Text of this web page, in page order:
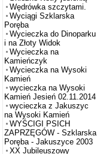
Wędrówka szczytami.
Wyciągi Szklarska
Poręba
Wycieczka do Dinoparku
i na Złoty Widok
Wycieczka na
Kamieńczyk
Wycieczka na Wysoki
Kamień
wycieczka na Wysoki
Kamień Jesień 02.11.2014
wycieczka z Jakuszyc
na Wysoki Kamień
WYŚCIGI PSICH
ZAPRZĘGÓW - Szklarska
Poręba - Jakuszyce 2003
XX Jubileuszowy